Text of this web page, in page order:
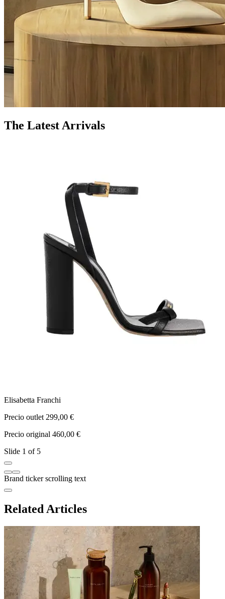
The Latest Arrivals
Elisabetta Franchi
Precio outlet 299,00 €
Precio original 460,00 €
Slide 1 of 5
Brand ticker scrolling text
Related Articles